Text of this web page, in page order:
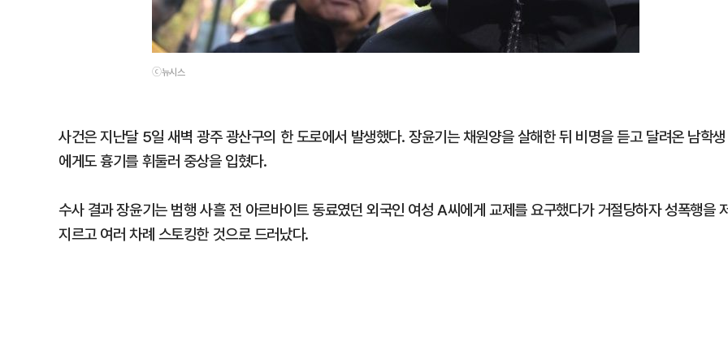
ⓒ뉴시스
사건은 지난달 5일 새벽 광주 광산구의 한 도로에서 발생했다. 장윤기는 채원양을 살해한 뒤 비명을 듣고 달려온 남학생
에게도 흉기를 휘둘러 중상을 입혔다.
수사 결과 장윤기는 범행 사흘 전 아르바이트 동료였던 외국인 여성 A씨에게 교제를 요구했다가 거절당하자 성폭행을
지르고 여러 차례 스토킹한 것으로 드러났다.